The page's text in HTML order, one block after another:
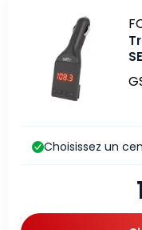
Choisissez un